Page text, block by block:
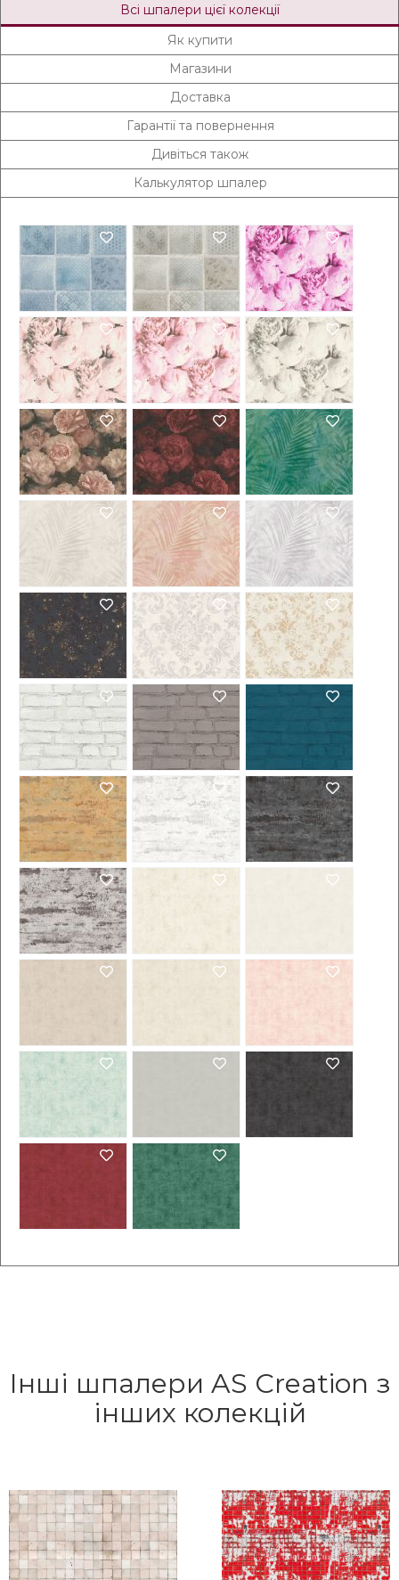
Всі шпалери цієї колекції
Як купити
Магазини
Доставка
Гарантії та повернення
Дивіться також
Калькулятор шпалер
Інші шпалери AS Creation з
інших колекцій